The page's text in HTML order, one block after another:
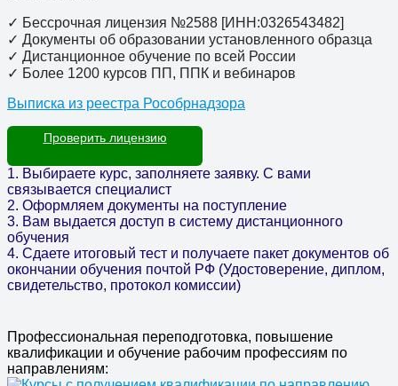
✓ Бессрочная лицензия №2588 [ИНН:0326543482]
✓ Документы об образовании установленного образца
✓ Дистанционное обучение по всей России
✓ Более 1200 курсов ПП, ППК и вебинаров
Выписка из реестра Рособрнадзора
Проверить лицензию
1. Выбираете курс, заполняете заявку. С вами
связывается специалист
2. Оформляем документы на поступление
3. Вам выдается доступ в систему дистанционного
обучения
4. Сдаете итоговый тест и получаете пакет документов об
окончании обучения почтой РФ (Удостоверение, диплом,
свидетельство, протокол комиссии)
Профессиональная переподготовка, повышение
квалификации и обучение рабочим профессиям по
направлениям: